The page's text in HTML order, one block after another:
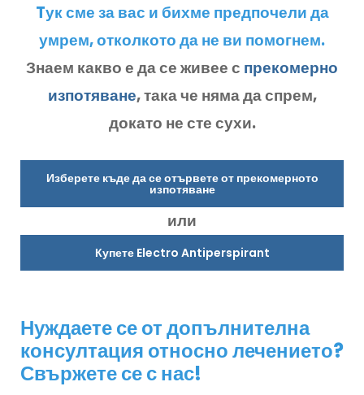
Tук сме за вас и бихме предпочели да
умрем, отколкото да не ви помогнем.
Знаем какво е да се живее с прекомерно
изпотяване, така че няма да спрем,
докато не сте сухи.
Изберете къде да се отървете от прекомерното
изпотяване
или
Купете Electro Antiperspirant
Нуждаете се от допълнителна
консултация относно лечението?
Свържете се с нас!